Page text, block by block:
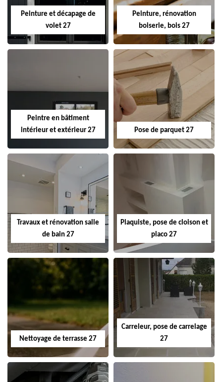
Peinture et décapage de
volet 27
Peinture, rénovation
boiserie, bois 27
Peintre en bâtiment
intérieur et extérieur 27
Pose de parquet 27
Travaux et rénovation salle
de bain 27
Plaquiste, pose de cloison et
placo 27
Nettoyage de terrasse 27
Carreleur, pose de carrelage
27